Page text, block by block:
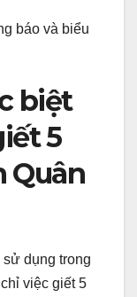
báo và biểu
biệt
5
Quân
dụng trong
việc giết 5